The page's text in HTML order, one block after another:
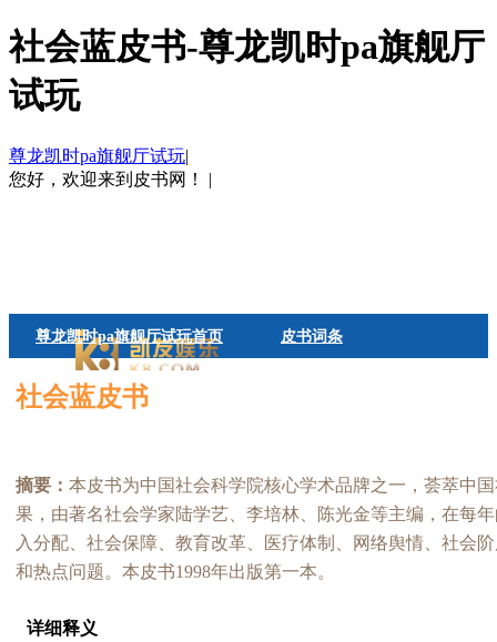
社会蓝皮书-尊龙凯时pa旗舰厅
试玩
尊龙凯时pa旗舰厅试玩|
您好，欢迎来到皮书网！ |
尊龙凯时pa旗舰厅试玩首页 皮书词条
皮书观点
社会蓝皮书
摘要： 本皮书为中国社会科学院核心学术品牌之一，荟萃中
果，由著名社会学家陆学艺、李培林、陈光金等主编，在每
入分配、社会保障、教育改革、医疗体制、网络舆情、社会
和热点问题。本皮书1998年出版第一本。
详细释义